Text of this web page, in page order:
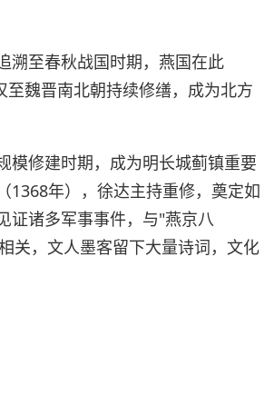
溯至春秋战国时期，燕国在此
至魏晋南北朝持续修缮，成为北方
模修建时期，成为明长城蓟镇重要
1368年），徐达主持重修，奠定如
证诸多军事事件，与"燕京八
关，文人墨客留下大量诗词，文化